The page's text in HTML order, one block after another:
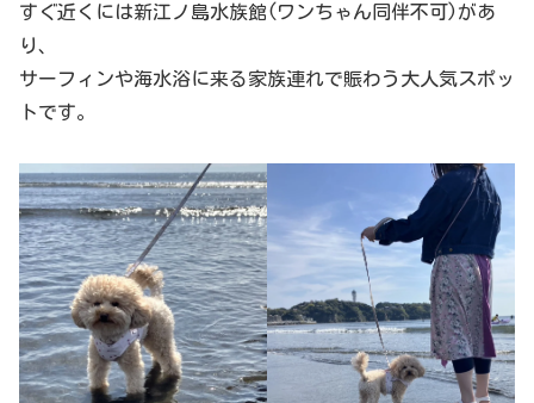
すぐ近くには新江ノ島水族館(ワンちゃん同伴不可)があ
り、
サーフィンや海水浴に来る家族連れで賑わう大人気スポッ
トです。